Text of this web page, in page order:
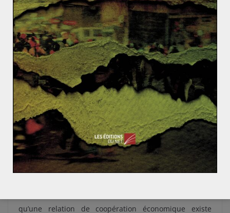
La Turquie s’est également opposée à ce projet. Recep
Tayyip Erdogan a peur que ce référendum donne des
idées à la communauté kurde vivant dans son pays. De
plus, à ses yeux, une victoire du «oui» à
l’indépendance, encouragerait leParti des travailleurs
du Kurdistan (PKK)à poursuivre sa campagne
terroriste. Les mêmes inquiétudes ont été exprimées
par l’Iran, où vit une importante communauté kurde.
On assiste là à une alliance de circonstance entre les
rivaux chiite et sunnite.
Le seul dirigeant à s’être exprimé en faveur de cette
initiative est Benyamin Netanyahou, le Premier ministre
israélien. Ce soutien est dans l’ordre des choses, étant
qu’une relation de coopération économique existe